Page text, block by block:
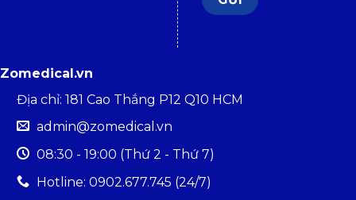
Zomedical.vn
Địa chỉ: 181 Cao Thắng P12 Q10 HCM
admin@zomedical.vn
08:30 - 19:00 (Thứ 2 - Thứ 7)
Hotline: 0902.677.745 (24/7)